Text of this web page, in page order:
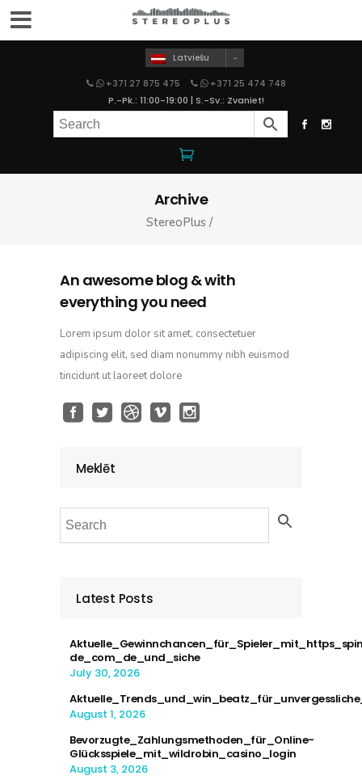
Latviešu
+371 27 875 475
+371 25 474 748
P.-Pk.: 11:00-19:00 | S.-Sv.: Zvaniet!
Archive
StereoPlus /
An awesome blog & with
everything you need
Lorem ipsum dolor sit amet, consectetuer
adipiscing elit, sed diam nonummy nibh euismod
tincidunt ut laoreet dolore
Meklēt
Latest Posts
de_com_de_und_siche
July 30, 2026
August 1, 2026
Bevorzugte_Zahlungsmethoden_für_Online-
Glücksspiele_mit_wildrobin_casino_login
August 3, 2026